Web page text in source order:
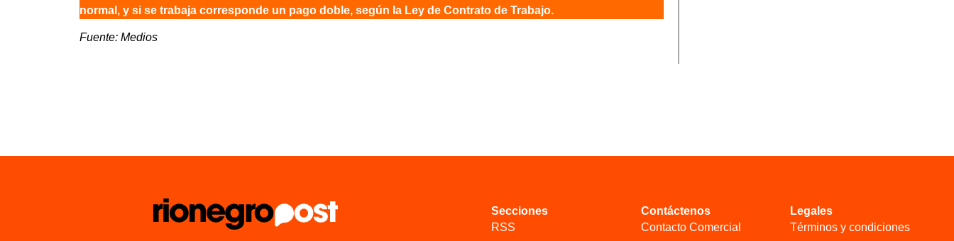
normal, y si se trabaja corresponde un pago doble, según la Ley de Contrato de Trabajo.
Fuente: Medios
Secciones
RSS
Contáctenos
Contacto Comercial
Legales
Términos y condiciones